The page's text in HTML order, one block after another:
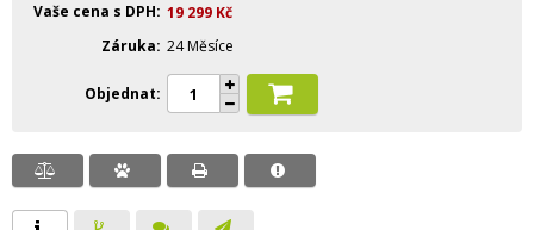
Vaše cena s DPH 19 299 Kč
Záruka 24 Měsíce
Objednat